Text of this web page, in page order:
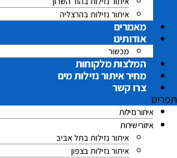
איתור נזילות בהרצליה
מאמרים
אודותינו
מכשור
המלצות מלקוחות
מחיר איתור נזילות מים
צרו קשר
תפריט
איתור נזילות
איזורי שירות
איתור נזילות בתל אביב
איתור נזילות בצפון